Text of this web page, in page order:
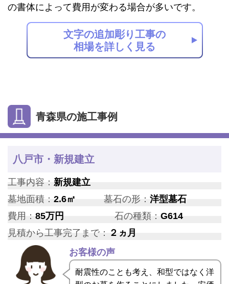
の書体によって費用が変わる場合が多いです。
文字の追加彫り工事の
相場を詳しく見る
青森県の施工事例
八戸市・新規建立
工事内容： 新規建立
墓地面積： 2.6㎡ 墓石の形：洋型墓石
費用： 85万円 石の種類： G614
見積から工事完了まで： ２ヵ月
お客様の声
耐震性のことも考え、和型ではなく洋